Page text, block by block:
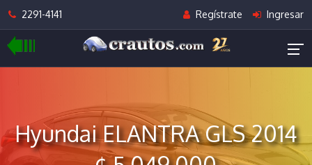
2291-4141 Regístrate Ingresar
Hyundai ELANTRA GLS 2014